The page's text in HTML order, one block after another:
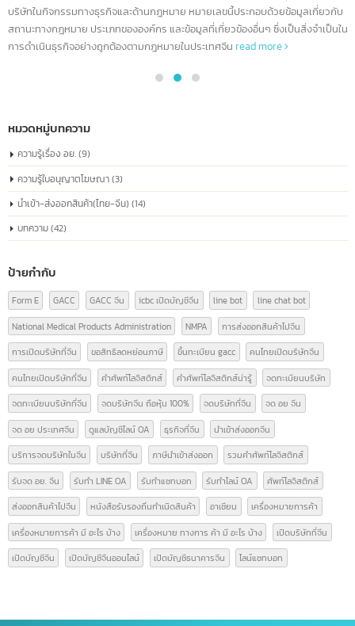
04
ก.ค.
ทำความรู้จัก China Registration number
หมายเลขจดทะเบียนบริษัทจีน หรือที่เรียกว่า
“หมายเลขเครดิตโซเชียลรวม” เหมือนกับหมายเลข
ประจำตัวประชาชนของทุกบริษัท
代码) เป็นหมายเลขที่ออกให้กับบริษัทที่จดทะเบียนในประเทศจีน ใช้ระบุตัวตนของ
สถานะทางกฎหมาย ประเภทขององค์กร และข้อมูลที่เกี่ยวข้องอื่นๆ ซึ่งเป็นสิ่งจำเป็
การดำเนินธุรกิจอย่างถูกต้องตามกฎหมายในประเทศจีน
หมวดหมู่บทความ
ความรู้เรื่อง อย. (9)
ความรู้ใบอนุญาตโฆษณา(3)
นำเข้า-ส่งออกสินค้า(ไทย-จีน)(14)
บทความ(42)
ป้ายกำกับ
Form E GACC GACC จีน icbc เปิดบัญชีจีน line bot
line chat bot
National Medical Products Administration
NMPA
การส่งออกสินค้าไปจีน
การเปิดบริษัทที่จีน
ขอสิทธิลดหย่อนภาษี ขึ้นทะเบียน gacc
คนไทยเปิดบริษัทจีน
คนไทยเปิดบริษัทที่จีน
คำศัพท์โลจิสติกส์ คำศัพท์โลจิสติกส์น่ารู้
จดทะเบียนบริษัท
จดทะเบียนบริษัทที่จีน
จดบริษัทจีน ถือหุ้น 100% จดบริษัทที่จีน
จด อย จีน